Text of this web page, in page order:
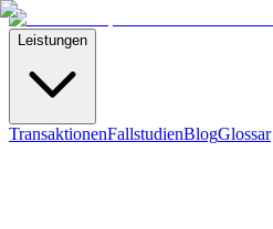
Leistungen
TransaktionenFallstudienBlogGlossar